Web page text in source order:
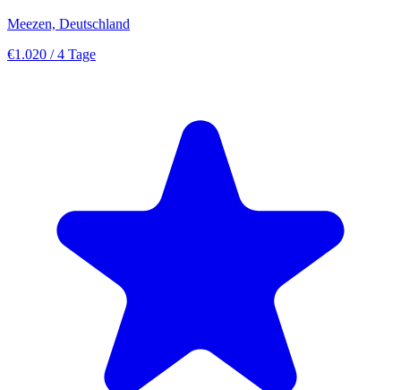
Meezen, Deutschland
€1.020 / 4 Tage